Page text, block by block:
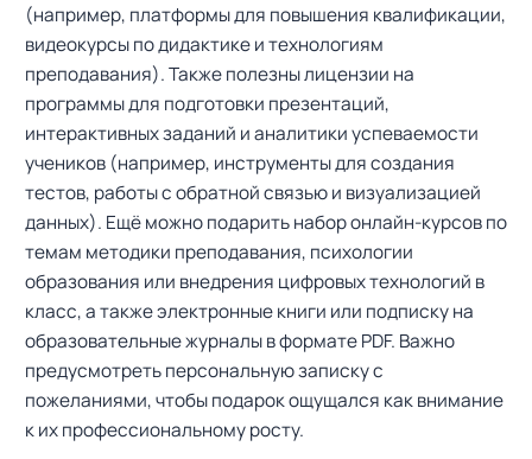
(например, платформы для повышения квалификации,
видеокурсы по дидактике и технологиям
преподавания). Также полезны лицензии на
программы для подготовки презентаций,
интерактивных заданий и аналитики успеваемости
учеников (например, инструменты для создания
тестов, работы с обратной связью и визуализацией
данных). Ещё можно подарить набор онлайн-курсов по
темам методики преподавания, психологии
образования или внедрения цифровых технологий в
класс, а также электронные книги или подписку на
образовательные журналы в формате PDF. Важно
предусмотреть персональную записку с
пожеланиями, чтобы подарок ощущался как внимание
к их профессиональному росту.